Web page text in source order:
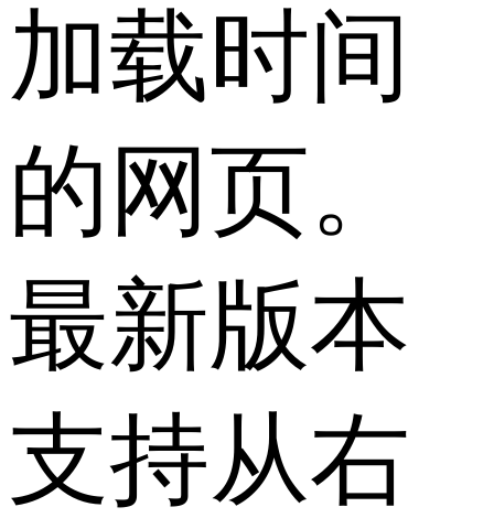
加载时间
的网页。
最新版本
支持从右